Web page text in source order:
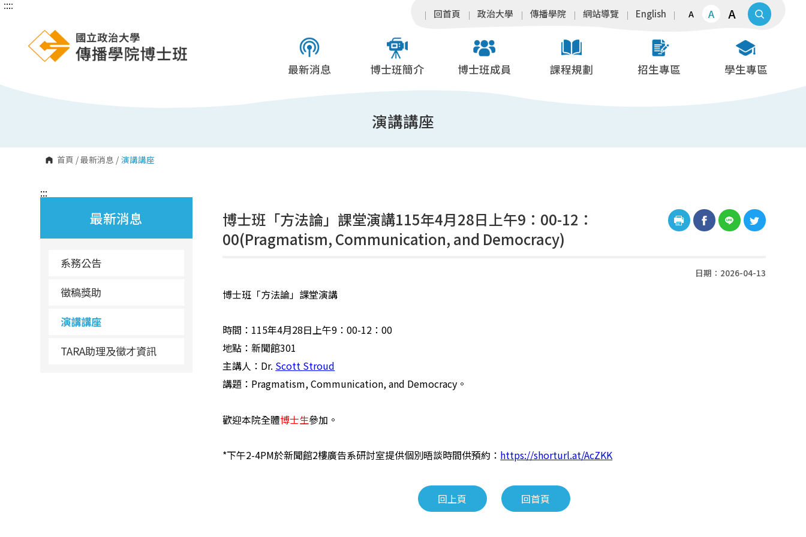
跳
:::
回首頁 政治大學 傳播學院 網站導覽 English A A A
最新消息 博士班簡介 博士班成員 課程規劃 招生專區 學生專區
演講講座
首頁 /最新消息 / 演講講座
:::
最新消息
系務公告
徵稿獎助
演講講座
TARA助理及徵才資訊
:::
博士班「方法論」課堂演講115年4月28日上午9：00-12：
00(Pragmatism, Communication, and Democracy)
日期：2026-04-13
博士班「方法論」課堂演講
時間：115年4月28日上午9：00-12：00
地點：新聞館301
主講人： Dr. Scott Stroud
講題：Pragmatism, Communication, and Democracy。
歡迎本院全體博士生參加。
*下午2-4PM於新聞館2樓廣告系研討室提供個別晤談時間供預約： https://shorturl.at/AcZKK
回上頁 回首頁